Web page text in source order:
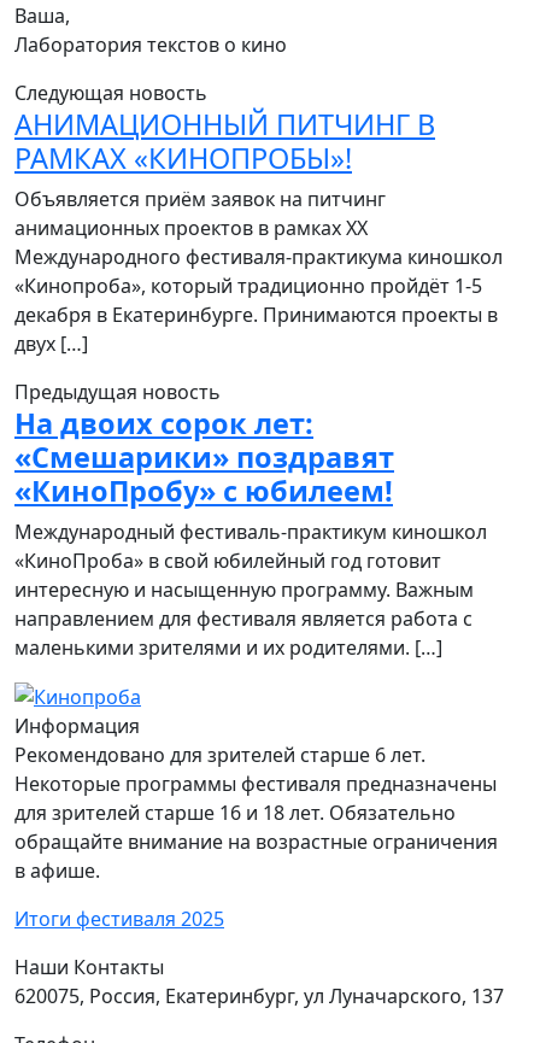
Ваша,
Лаборатория текстов о кино
Cледующая новость
АНИМАЦИОННЫЙ ПИТЧИНГ В
РАМКАХ «КИНОПРОБЫ»!
Объявляется приём заявок на питчинг
анимационных проектов в рамках XХ
Международного фестиваля-практикума киношкол
«Кинопроба», который традиционно пройдёт 1-5
декабря в Екатеринбурге. Принимаются проекты в
двух […]
Предыдущая новость
На двоих сорок лет:
«Смешарики» поздравят
«КиноПробу» с юбилеем!
Международный фестиваль-практикум киношкол
«КиноПроба» в свой юбилейный год готовит
интересную и насыщенную программу. Важным
направлением для фестиваля является работа с
маленькими зрителями и их родителями. […]
Информация
Рекомендовано для зрителей старше 6 лет.
Некоторые программы фестиваля предназначены
для зрителей старше 16 и 18 лет. Обязательно
обращайте внимание на возрастные ограничения
в афише.
Итоги фестиваля 2025
Наши Контакты
620075, Россия, Екатеринбург, ул Луначарского, 137